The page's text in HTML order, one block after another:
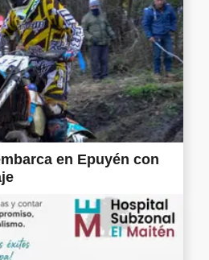
en Epuyén con